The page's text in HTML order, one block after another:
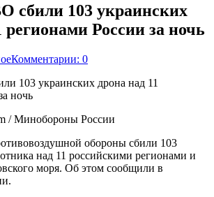
сбили 103 украинских
регионами России за ночь
Комментарии: 0
/ Минобороны России
обороны сбили 103
над 11 российскими регионами и
моря. Об этом сообщили в